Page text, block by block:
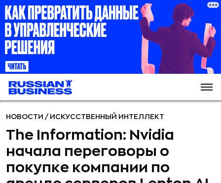
НОВОСТИ / ИСКУССТВЕННЫЙ ИНТЕЛЛЕКТ
The Information: Nvidia
начала переговоры о
покупке компании по